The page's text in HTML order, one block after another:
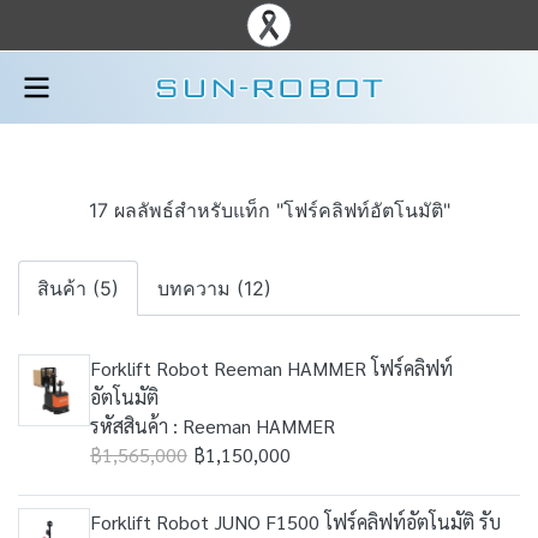
17 ผลลัพธ์สำหรับแท็ก "โฟร์คลิฟท์อัตโนมัติ"
สินค้า (5) บทความ (12)
Forklift Robot Reeman HAMMER โฟร์คลิฟท์
อัตโนมัติ
รหัสสินค้า : Reeman HAMMER
฿1,565,000 ฿1,150,000
Forklift Robot JUNO F1500 โฟร์คลิฟท์อัตโนมัติ รับ